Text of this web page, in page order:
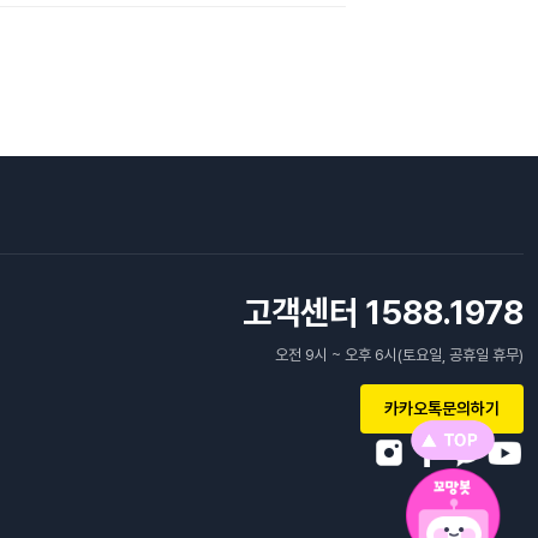
고객센터 1588.1978
오전 9시 ~ 오후 6시(토요일, 공휴일 휴무)
카카오톡문의하기